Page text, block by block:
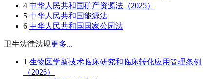
4 中华人民共和国矿产资源法（2025）
5 中华人民共和国能源法
6 中华人民共和国国家公园法
卫生法律法规更多...
1 生物医学新技术临床研究和临床转化应用管理条例
（2026）